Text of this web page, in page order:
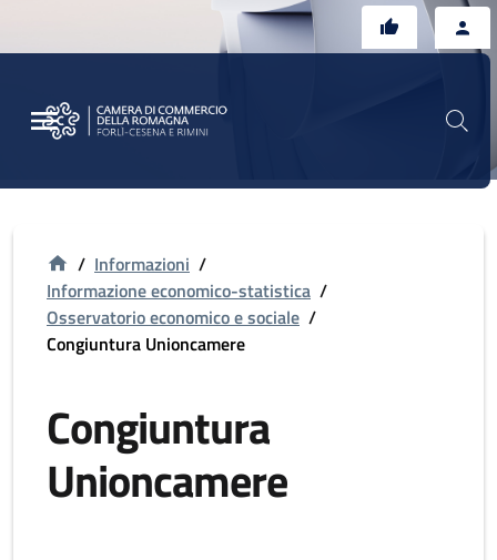
/ Informazioni /
Informazione economico-statistica /
Osservatorio economico e sociale /
Congiuntura Unioncamere
Congiuntura
Unioncamere